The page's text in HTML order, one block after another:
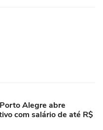
Alegre abre
com salário de até R$